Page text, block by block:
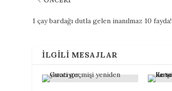
1 çay bardağı dutla gelen inanılmaz 10 fayda!
İLGILI MESAJLAR